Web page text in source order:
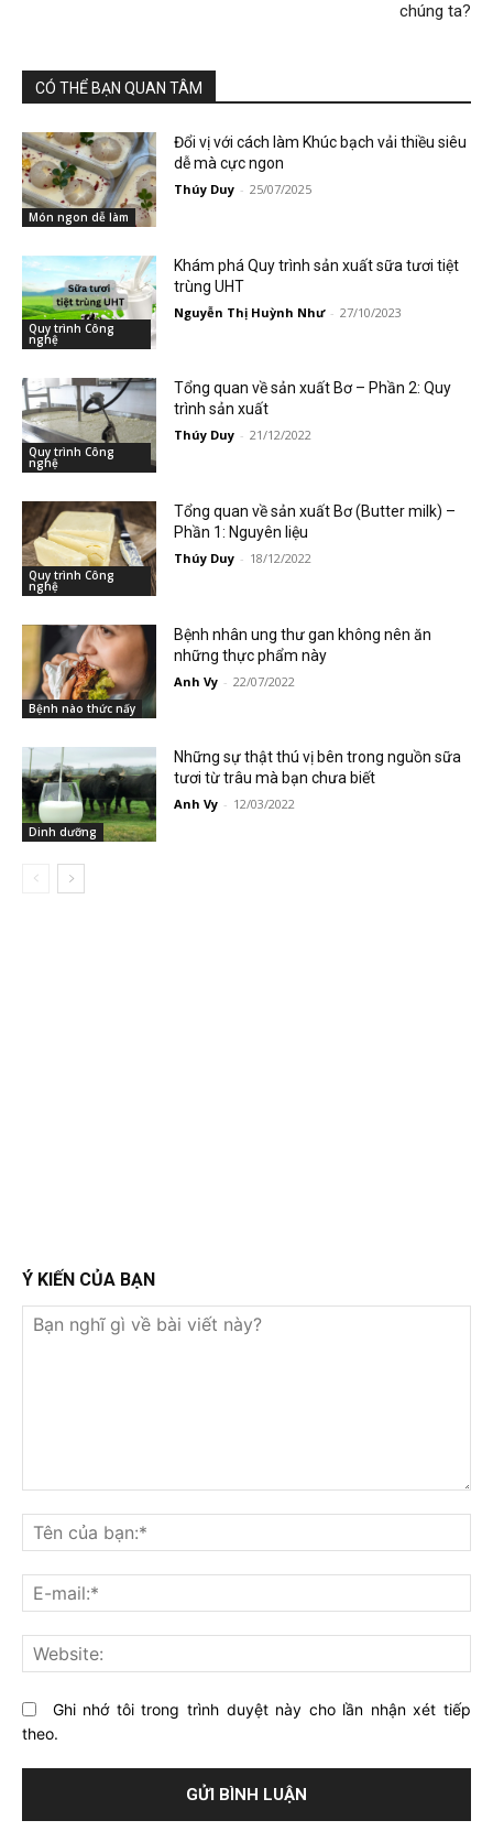
chúng ta?
CÓ THỂ BẠN QUAN TÂM
Món ngon dễ làm
Đổi vị với cách làm Khúc bạch vải thiều siêu
dễ mà cực ngon
Thúy Duy - 25/07/2025
Quy trình Công
nghệ
Khám phá Quy trình sản xuất sữa tươi tiệt
trùng UHT
Nguyễn Thị Huỳnh Như - 27/10/2023
Quy trình Công
nghệ
Tổng quan về sản xuất Bơ – Phần 2: Quy
trình sản xuất
Thúy Duy - 21/12/2022
Quy trình Công
nghệ
Tổng quan về sản xuất Bơ (Butter milk) –
Phần 1: Nguyên liệu
Thúy Duy - 18/12/2022
Bệnh nào thức nấy
Bệnh nhân ung thư gan không nên ăn
những thực phẩm này
Anh Vy - 22/07/2022
Dinh dưỡng
Những sự thật thú vị bên trong nguồn sữa
tươi từ trâu mà bạn chưa biết
Anh Vy - 12/03/2022
Ý KIẾN CỦA BẠN
nghĩ
gì
về
bài
viết
này?
Ghi nhớ tôi trong trình duyệt này cho lần nhận xét tiếp
theo.